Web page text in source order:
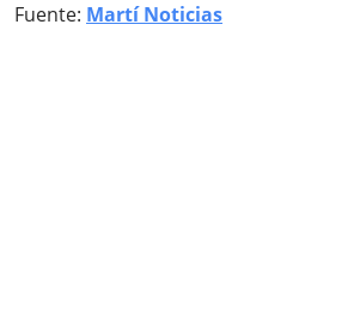
Fuente: Martí Noticias